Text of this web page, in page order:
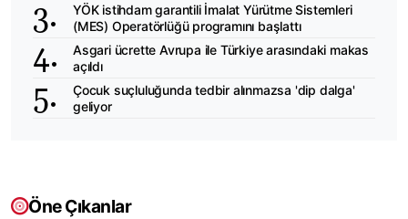
YÖK istihdam garantili İmalat Yürütme Sistemleri
(MES) Operatörlüğü programını başlattı
Asgari ücrette Avrupa ile Türkiye arasındaki makas
açıldı
Çocuk suçluluğunda tedbir alınmazsa 'dip dalga'
geliyor
Öne Çıkanlar